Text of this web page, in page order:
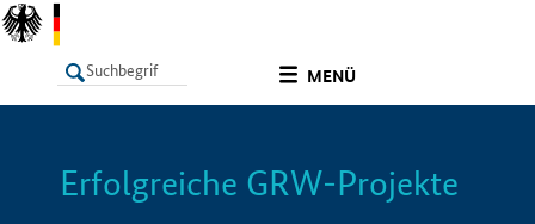
MENÜ
LISTE Info
Erfolgreiche GRW-Projekte